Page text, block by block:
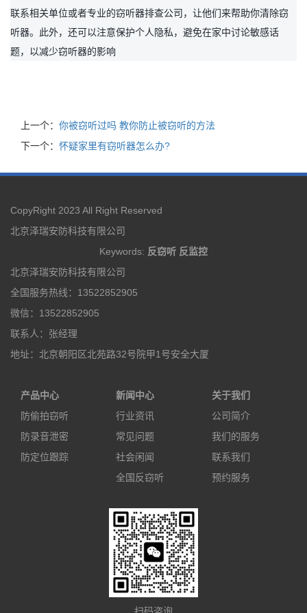
联系相关单位或者专业的窃听器排查公司，让他们来帮助你清除窃
听器。此外，还可以注意保护个人隐私，避免在家中讨论敏感话
题，以减少窃听器的影响
上一个： 你被窃听过吗 教你防止被窃听的方法
下一个： 怀疑家里有窃听器怎么办?
CopyRight 2023 All Right Reserved
北京泽瑞安防科技有限公司
Keywords: 反窃听 反监控
北京泽瑞安防科技有限公司
全国服务热线：13522852905
微信：13522852905
联系人：张经理
地址：北京朝阳区北苑路32号院甲1号安全大厦
产品中心
防偷拍窃听
防录音泄密
防定位跟踪
新闻中心
行业资讯
常见问题
社会闲闻
全国反窃听
关于我们
公司简介
我们的服务
联系我们
预约服务